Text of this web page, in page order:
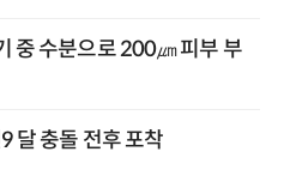
중 수분으로 200㎛ 피부 부
달 충돌 전후 포착